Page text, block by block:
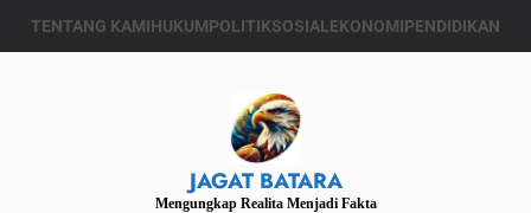
TENTANG KAMIHUKUMPOLITIKSOSIALEKONOMIPENDIDIKAN
JAGAT BATARA
Mengungkap Realita Menjadi Fakta